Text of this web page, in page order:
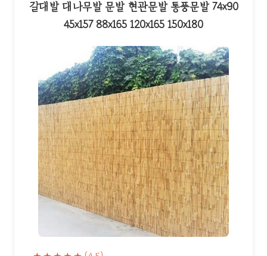
갈대발 대나무발 문발 현관문발 통풍문발 74x90
45x157 88x165 120x165 150x180